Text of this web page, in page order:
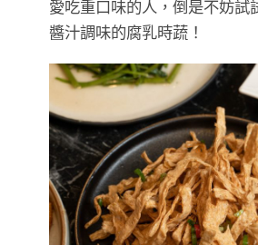
愛吃重口味的人，倒是不妨試
醬汁調味的腐乳時蔬！